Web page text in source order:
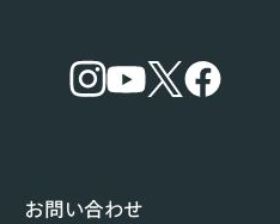
お問い合わせ